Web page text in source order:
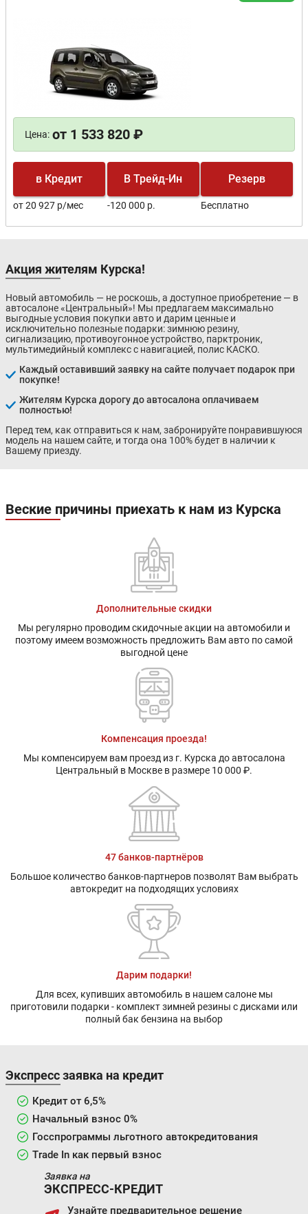
Цена: от 1 533 820 ₽
в Кредит
от 20 927 р/мес
В Трейд-Ин
-120 000 р.
Резерв
Бесплатно
Акция жителям Курска!
Новый автомобиль — не роскошь, а доступное приобретение — в
автосалоне «Центральный»! Мы предлагаем максимально
выгодные условия покупки авто и дарим ценные и
исключительно полезные подарки: зимнюю резину,
сигнализацию, противоугонное устройство, парктроник,
мультимедийный комплекс с навигацией, полис КАСКО.
Каждый оставивший заявку на сайте получает подарок при
покупке!
Жителям Курска дорогу до автосалона оплачиваем
полностью!
Перед тем, как отправиться к нам, забронируйте понравившуюся
модель на нашем сайте, и тогда она 100% будет в наличии к
Вашему приезду.
Веские причины приехать к нам из Курска
Дополнительные скидки
Мы регулярно проводим скидочные акции на автомобили и
поэтому имеем возможность предложить Вам авто по самой
выгодной цене
Компенсация проезда!
Мы компенсируем вам проезд из г. Курска до автосалона
Центральный в Москве в размере 10 000 ₽.
47 банков-партнёров
Большое количество банков-партнеров позволят Вам выбрать
автокредит на подходящих условиях
Дарим подарки!
Для всех, купивших автомобиль в нашем салоне мы
приготовили подарки - комплект зимней резины с дисками или
полный бак бензина на выбор
Экспресс заявка на кредит
Кредит от 6,5%
Начальный взнос 0%
Госспрограммы льготного автокредитования
Trade In как первый взнос
Заявка на
ЭКСПРЕСС-КРЕДИТ
Узнайте предварительное решение